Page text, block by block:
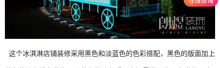
这个冰淇淋店铺装修采用黑色和淡蓝色的色彩搭配，黑色的版面加上